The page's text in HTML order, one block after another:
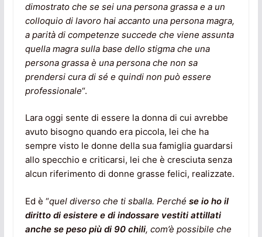
dimostrato che se sei una persona grassa e a un
colloquio di lavoro hai accanto una persona magra,
a parità di competenze succede che viene assunta
quella magra sulla base dello stigma che una
persona grassa è una persona che non sa
prendersi cura di sé e quindi non può essere
professionale“.
Lara oggi sente di essere la donna di cui avrebbe
avuto bisogno quando era piccola, lei che ha
sempre visto le donne della sua famiglia guardarsi
allo specchio e criticarsi, lei che è cresciuta senza
alcun riferimento di donne grasse felici, realizzate.
Ed è “quel diverso che ti sballa. Perché se io ho il
diritto di esistere e di indossare vestiti attillati
anche se peso più di 90 chili, com’è possibile che